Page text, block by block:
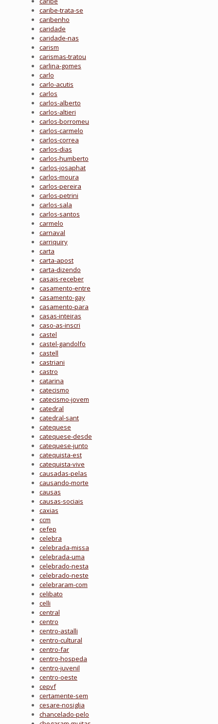
caribe-trata-se
caribenho
caridade
caridade-nas
carism
carismas-tratou
carlina-gomes
carlo
carlo-acutis
carlos
carlos-alberto
carlos-altieri
carlos-borromeu
carlos-carmelo
carlos-correa
carlos-dias
carlos-humberto
carlos-josaphat
carlos-moura
carlos-pereira
carlos-petrini
carlos-sala
carlos-santos
carmelo
carnaval
carriquiry
carta
carta-apost
carta-dizendo
casais-receber
casamento-entre
casamento-gay
casamento-para
casas-inteiras
caso-as-inscri
castel
castel-gandolfo
castell
castriani
castro
catarina
catecismo
catecismo-jovem
catedral
catedral-sant
catequese
catequese-desde
catequese-junto
catequista-est
catequista-vive
causadas-pelas
causando-morte
causas
causas-sociais
caxias
ccm
cefep
celebra
celebrada-missa
celebrada-uma
celebrado-nesta
celebrado-neste
celebraram-com
celibato
celli
central
centro
centro-astalli
centro-cultural
centro-far
centro-hospeda
centro-juvenil
centro-oeste
cepvf
certamente-sem
cesare-nosiglia
chancelado-pelo